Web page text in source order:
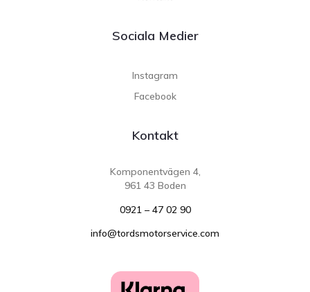
Sociala Medier
Instagram
Facebook
Kontakt
Komponentvägen 4,
961 43 Boden
0921 – 47 02 90
info@tordsmotorservice.com